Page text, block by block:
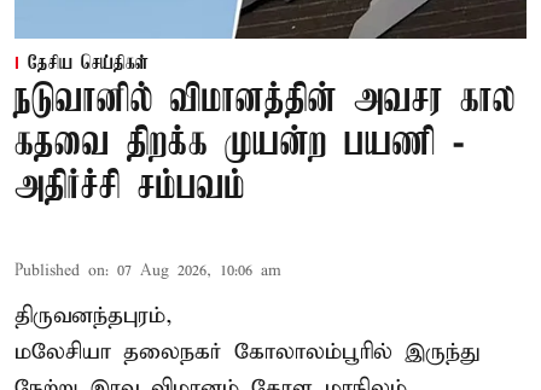
தேசிய செய்திகள்
நடுவானில் விமானத்தின் அவசர கால
கதவை திறக்க முயன்ற பயணி -
அதிர்ச்சி சம்பவம்
Published on: 07 Aug 2026, 10:06 am
திருவனந்தபுரம்,
மலேசியா தலைநகர் கோலாலம்பூரில் இருந்து